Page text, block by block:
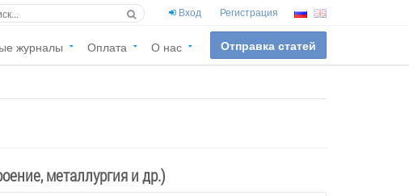
Вход Регистрация
журналы Оплата О нас Отправка статей
металлургия и др.)